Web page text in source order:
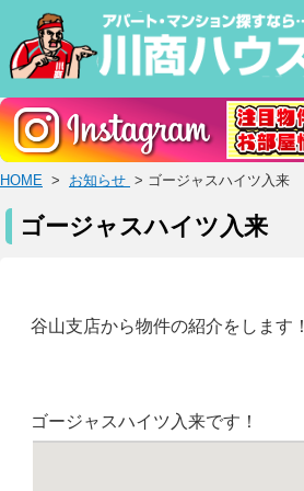
HOME > お知らせ > ゴージャスハイツ入来
ゴージャスハイツ入来
谷山支店から物件の紹介をします！
ゴージャスハイツ入来です！